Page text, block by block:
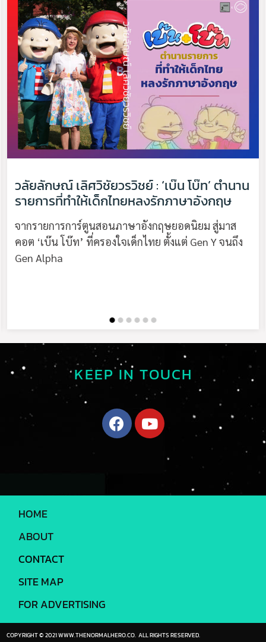
วลัยลักษณ์ เลิศวิชัยวรวิชย์ : ‘เบ๊น โบ๊ท’ ตำนาน
รายการที่ทำให้เด็กไทยหลงรักภาษาอังกฤษ
จากรายการการ์ตูนสอนภาษาอังกฤษยอดนิยม สู่มาส
คอต ‘เบ๊น โบ๊ท’ ที่ครองใจเด็กไทย ตั้งแต่ Gen Y จนถึง
Gen Alpha
KEEP IN TOUCH
HOME
ABOUT
CONTACT
SITE MAP
FOR ADVERTISING
COPYRIGHT © 2021 WWW.THENORMALHERO.CO. ALL RIGHTS RESERVED.